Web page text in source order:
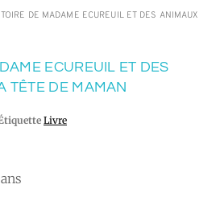
DE MADAME ECUREUIL ET DES ANIMAUX
ECUREUIL ET DES
TÊTE DE MAMAN
Livre